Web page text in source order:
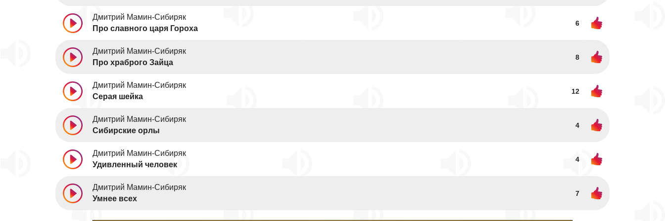
Дмитрий Мамин-Сибиряк
Про славного царя Гороха
6
Дмитрий Мамин-Сибиряк
Про храброго Зайца
8
Дмитрий Мамин-Сибиряк
Серая шейка
12
Дмитрий Мамин-Сибиряк
Сибирские орлы
4
Дмитрий Мамин-Сибиряк
Удивленный человек
4
Дмитрий Мамин-Сибиряк
Умнее всех
7